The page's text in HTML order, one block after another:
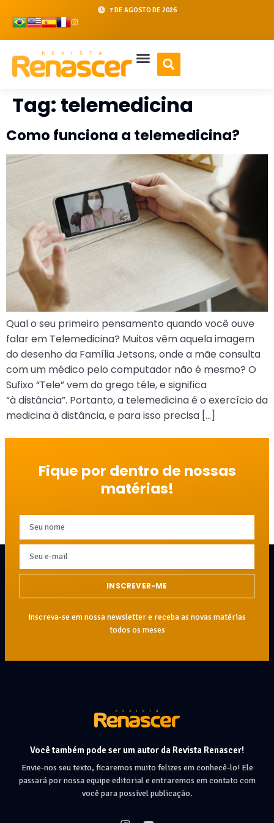
7 DE AGOSTO DE 2026
Tag: telemedicina
Como funciona a telemedicina?
Qual o seu primeiro pensamento quando você ouve
falar em Telemedicina? Muitos vêm aquela imagem
do desenho da Família Jetsons, onde a mãe consulta
com um médico pelo computador não é mesmo? O
Sufixo “Tele” vem do grego téle, e significa
“à distância”. Portanto, a telemedicina é o exercício da
medicina à distância, e para isso precisa […]
Fique por dentro de nossas
matérias!
INSCREVER-ME
Inscreva-se em nossa newsletter e receba as novas matérias
todos os meses
Você também pode ser um autor da Revista Renascer!
Envie-nos seu texto, ficaremos muito felizes em conhecê-lo! Ele
passará por nossa equipe editorial e entraremos em contato com
você para possível publicação.